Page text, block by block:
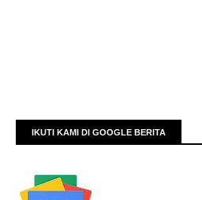
IKUTI KAMI DI GOOGLE BERITA